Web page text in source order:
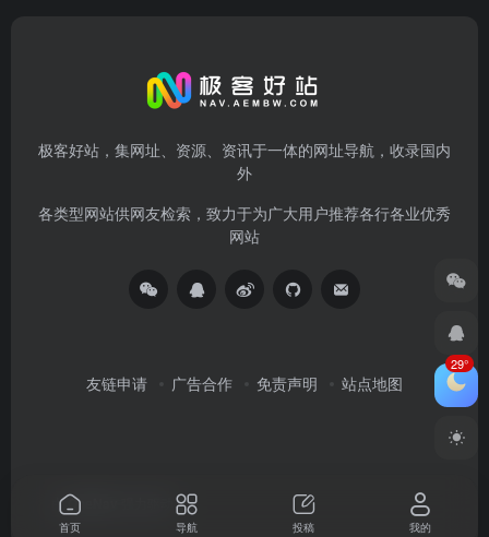
极客好站，集网址、资源、资讯于一体的网址导航，收录国内
外
各类型网站供网友检索，致力于为广大用户推荐各行各业优秀
网站
友链申请 广告合作 免责声明 站点地图
由OneNav 强力驱动
29°
首页 导航 投稿 我的